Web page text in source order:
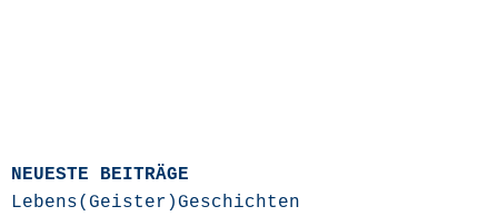
NEUESTE BEITRÄGE
Lebens(Geister)Geschichten